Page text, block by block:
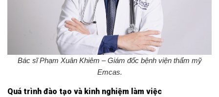
Bác sĩ Phạm Xuân Khiêm – Giám đốc bệnh viện thẩm mỹ
Emcas.
Quá trình đào tạo và kinh nghiệm làm việc